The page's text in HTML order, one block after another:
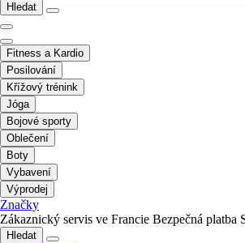
Hledat
Fitness a Kardio
Posilování
Křížový trénink
Jóga
Bojové sporty
Oblečení
Boty
Vybavení
Výprodej
Značky
Zákaznický servis ve Francie Bezpečná platba
Hledat